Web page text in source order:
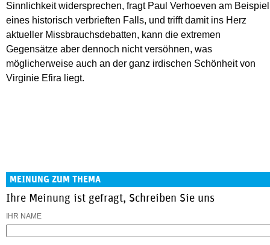
Sinnlichkeit widersprechen, fragt Paul Verhoeven am Beispiel
eines historisch verbrieften Falls, und trifft damit ins Herz
aktueller Missbrauchsdebatten, kann die extremen
Gegensätze aber dennoch nicht versöhnen, was
möglicherweise auch an der ganz irdischen Schönheit von
Virginie Efira liegt.
MEINUNG ZUM THEMA
Ihre Meinung ist gefragt, Schreiben Sie uns
IHR NAME